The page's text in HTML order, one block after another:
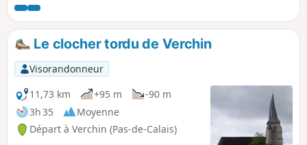
des petites routes. Attention : le sentier montant dans le
bois de Lugy après le (5) peut être très difficile en période
humide.Le clocher tordu de Verchin
Visorandonneur
11,73 km
+95 m
-90 m
3h 35
Moyenne
Départ à Verchin (Pas-de-Calais)